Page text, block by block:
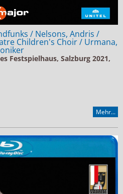
/ Nelsons, Andris /
Children's Choir / Urmana,
Festspielhaus, Salzburg 2021,
Mehr...